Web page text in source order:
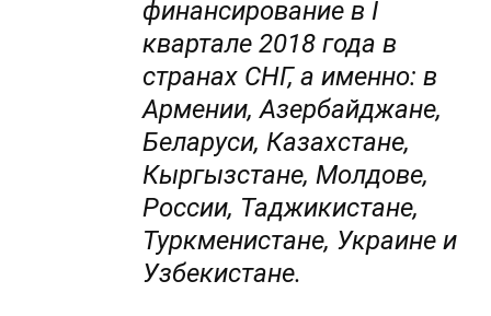
финансирование в I
квартале 2018 года в
странах СНГ, а именно: в
Армении, Азербайджане,
Беларуси, Казахстане,
Кыргызстане, Молдове,
России, Таджикистане,
Туркменистане, Украине и
Узбекистане.